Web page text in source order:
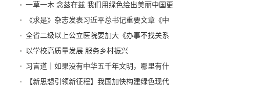
一草一木 念兹在兹 我们用绿色绘出美丽中国更
新画卷
《求是》杂志发表习近平总书记重要文章《中
国式现代化是强国建设、民族复兴的康庄大道》
全省二级以上公立医院要加大《办事不找关系
指南》公开力度
以学校高质量发展 服务乡村振兴
习言道｜如果没有中华五千年文明，哪里有什
么中国特色？
【新思想引领新征程】我国加快构建绿色现代